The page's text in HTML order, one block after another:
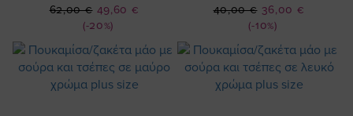
(-20%)
Ειδική
Τιμή
49,60 €
62,00 €
(-10%)
Ειδική
Τιμή
36,00 €
40,00 €